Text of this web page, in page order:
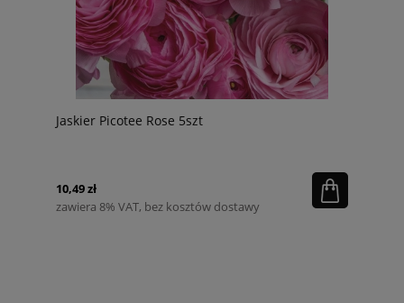
Jaskier Picotee Rose 5szt
10,49 zł
zawiera 8% VAT, bez kosztów dostawy